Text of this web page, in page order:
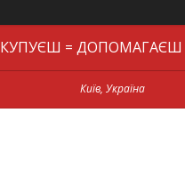
КУПУЄШ = ДОПОМАГАЄШ
Київ, Україна